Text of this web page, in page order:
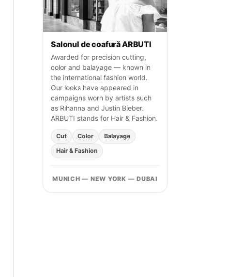
Salonul de coafură ARBUTI
Awarded for precision cutting,
color and balayage — known in
the international fashion world.
Our looks have appeared in
campaigns worn by artists such
as Rihanna and Justin Bieber.
ARBUTI stands for Hair & Fashion.
Cut Color
Balayage
Hair & Fashion
MUNICH — NEW YORK — DUBAI